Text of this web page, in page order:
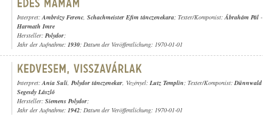
Interpret:Ambrózy Ferenc, Schachmeister Efim tánczenekara; Texter/Komponist:Ábrahám Pál -
Harmath Imre
Hersteller: Polydor;
Jahr der Aufnahme: 1930; Datum der Veröffentlichung: 1970-01-01
Interpret:Ania Suli, Polydor tánczenekar, Vezényel: Lutz Templin; Texter/Komponist:Dünnwald
Segesdy László
Hersteller: Siemens Polydor;
Jahr der Aufnahme: 1942; Datum der Veröffentlichung: 1970-01-01